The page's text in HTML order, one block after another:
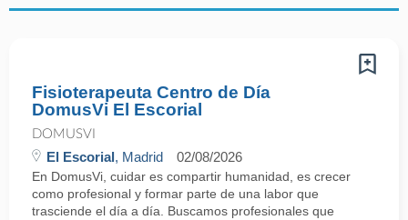
Fisioterapeuta Centro de Día
DomusVi El Escorial
DOMUSVI
El Escorial, Madrid 02/08/2026
En DomusVi, cuidar es compartir humanidad, es crecer
como profesional y formar parte de una labor que
trasciende el día a día. Buscamos profesionales que